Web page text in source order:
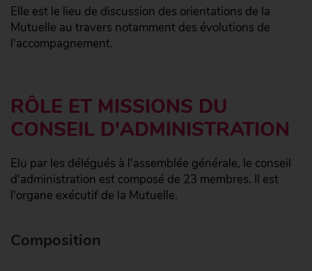
Elle est le lieu de discussion des orientations de la
Mutuelle au travers notamment des évolutions de
l'accompagnement.
RÔLE ET MISSIONS DU
CONSEIL D'ADMINISTRATION
Elu par les délégués à l'assemblée générale, le conseil
d'administration est composé de 23 membres. Il est
l'organe exécutif de la Mutuelle.
Composition